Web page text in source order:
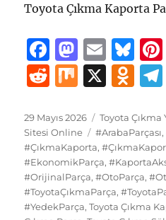
Toyota Çıkma Kaporta
F
a
c
e
b
o
o
k
M
a
st
o
d
o
n
E
m
ai
l
B
lu
e
s
k
y
R
d
di
t
M X
O
n
o
kl
a
ss
Yayın
tarihi
29 Mayıs 2026 Kategoriler
Toyota Çıkma
Sitesi Online
Etiketler
#ArabaParçası,
#ÇıkmaKaporta,
#EkonomikParça,
#OrijinalParça,#OtoParça,
#ToyotaÇıkmaParça,
#YedekParça,Toyota Çıkma